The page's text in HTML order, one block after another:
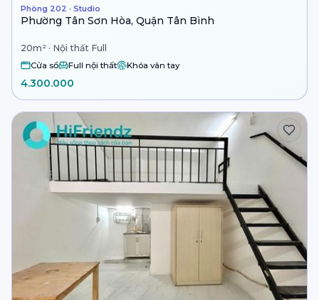
Phòng 202 · Studio
Phường Tân Sơn Hòa, Quận Tân Bình
20m² · Nội thất Full
Cửa sổ Full nội thất Khóa vân tay
4.300.000